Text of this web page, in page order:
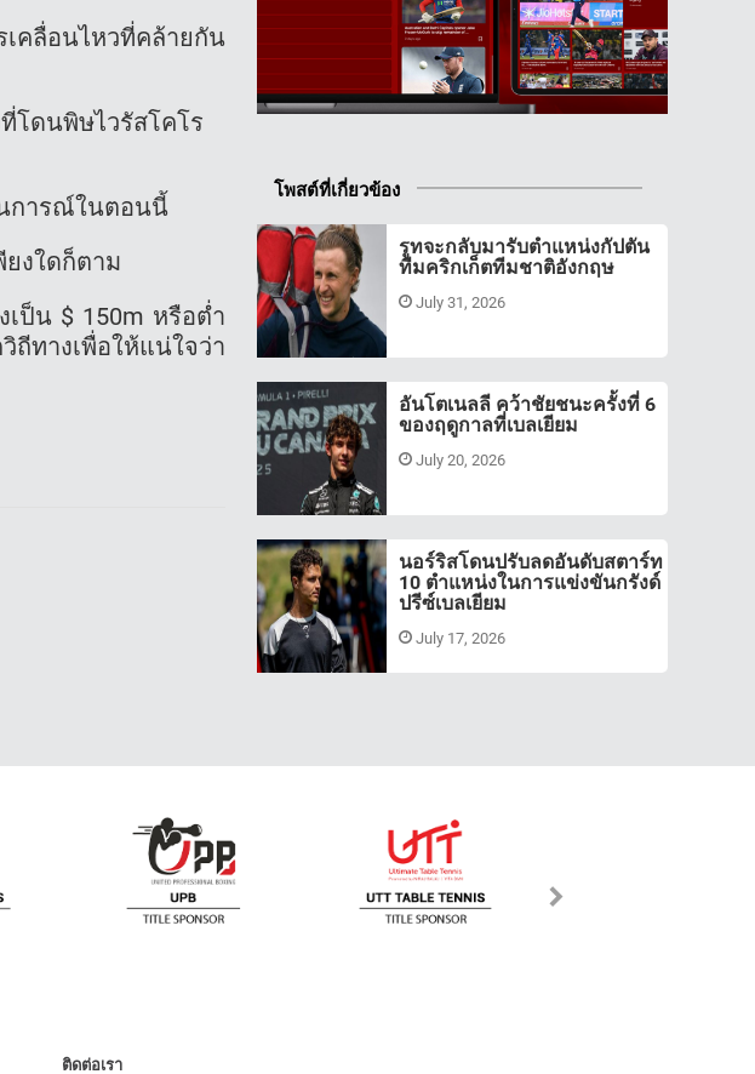
เคลื่อนไหวที่คล้ายกัน
โดนพิษไวรัสโคโร
การณ์ในตอนนี้
ยงใดก็ตาม
ป็น $ 150m หรือต่ำ
ทางเพื่อให้แน่ใจว่า
โพสต์ที่เกี่ยวข้อง
รูทจะกลับมารับตำแหน่งกัปตัน
ทีมคริกเก็ตทีมชาติอังกฤษ
July 31, 2026
อันโตเนลลี คว้าชัยชนะครั้งที่ 6
ของฤดูกาลที่เบลเยียม
July 20, 2026
นอร์ริสโดนปรับลดอันดับสตาร์ท
10 ตำแหน่งในการแข่งขันกรังด์
ปรีซ์เบลเยียม
July 17, 2026
ติดต่อเรา